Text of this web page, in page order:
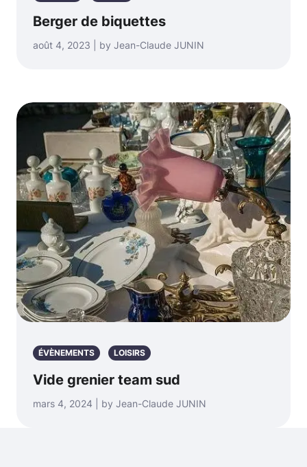
Berger de biquettes
août 4, 2023 | by Jean-Claude JUNIN
ÉVÈNEMENTS LOISIRS
Vide grenier team sud
mars 4, 2024 | by Jean-Claude JUNIN